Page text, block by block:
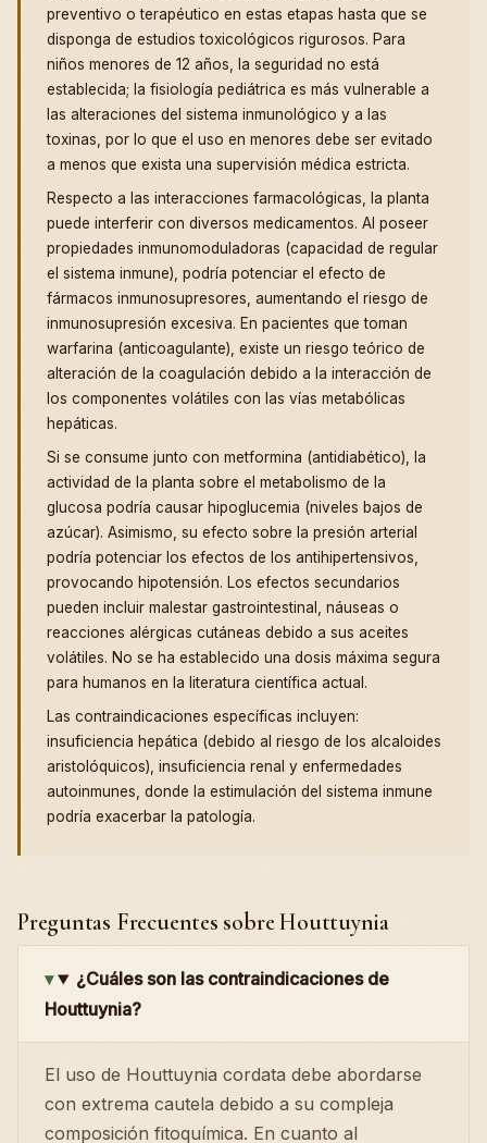
preventivo o terapéutico en estas etapas hasta que se
disponga de estudios toxicológicos rigurosos. Para
niños menores de 12 años, la seguridad no está
establecida; la fisiología pediátrica es más vulnerable a
las alteraciones del sistema inmunológico y a las
toxinas, por lo que el uso en menores debe ser evitado
a menos que exista una supervisión médica estricta.
Respecto a las interacciones farmacológicas, la planta
puede interferir con diversos medicamentos. Al poseer
propiedades inmunomoduladoras (capacidad de regular
el sistema inmune), podría potenciar el efecto de
fármacos inmunosupresores, aumentando el riesgo de
inmunosupresión excesiva. En pacientes que toman
warfarina (anticoagulante), existe un riesgo teórico de
alteración de la coagulación debido a la interacción de
los componentes volátiles con las vías metabólicas
hepáticas.
Si se consume junto con metformina (antidiabético), la
actividad de la planta sobre el metabolismo de la
glucosa podría causar hipoglucemia (niveles bajos de
azúcar). Asimismo, su efecto sobre la presión arterial
podría potenciar los efectos de los antihipertensivos,
provocando hipotensión. Los efectos secundarios
pueden incluir malestar gastrointestinal, náuseas o
reacciones alérgicas cutáneas debido a sus aceites
volátiles. No se ha establecido una dosis máxima segura
para humanos en la literatura científica actual.
Las contraindicaciones específicas incluyen:
insuficiencia hepática (debido al riesgo de los alcaloides
aristolóquicos), insuficiencia renal y enfermedades
autoinmunes, donde la estimulación del sistema inmune
podría exacerbar la patología.
Preguntas Frecuentes sobre Houttuynia
¿Cuáles son las contraindicaciones de
Houttuynia?
El uso de Houttuynia cordata debe abordarse
con extrema cautela debido a su compleja
composición fitoquímica. En cuanto al